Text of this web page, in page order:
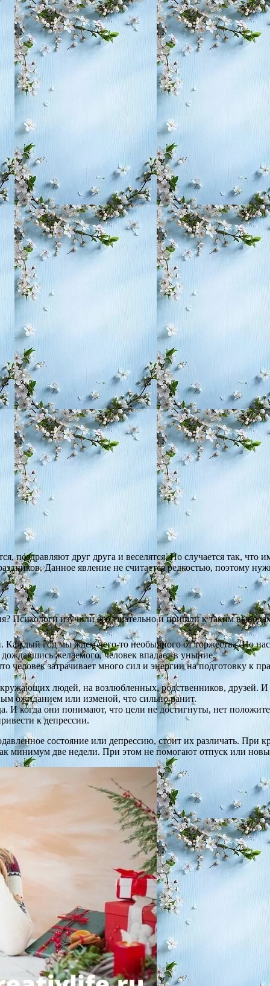
поздравляют друг друга и веселятся. Но случается так,
Данное явление не считается редкостью, поэтому
Психологи изучили его тщательно и пришли к таким
Каждый год мы ждем чего-то необычного от торжества. Но
желаемого, человек впадает в уныние.
затрачивает много сил и энергии на подготовку к
людей, на возлюбленных, родственников, друзей.
ожиданием или изменой, что сильно ранит.
И когда они понимают, что цели не достигнуты, нет
к депрессии.
состояние или депрессию, стоит их различать. При
минимум две недели. При этом не помогают отпуск или